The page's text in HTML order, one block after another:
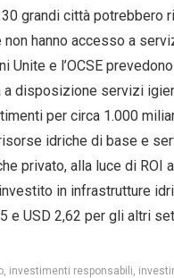
grandi città potrebbero
hanno accesso a
e l’OCSE
disposizione servizi
per circa 1.000
idriche di base e
privato, alla luce di ROI
in infrastrutture
e USD 2,62 per gli altri
investimenti responsabili